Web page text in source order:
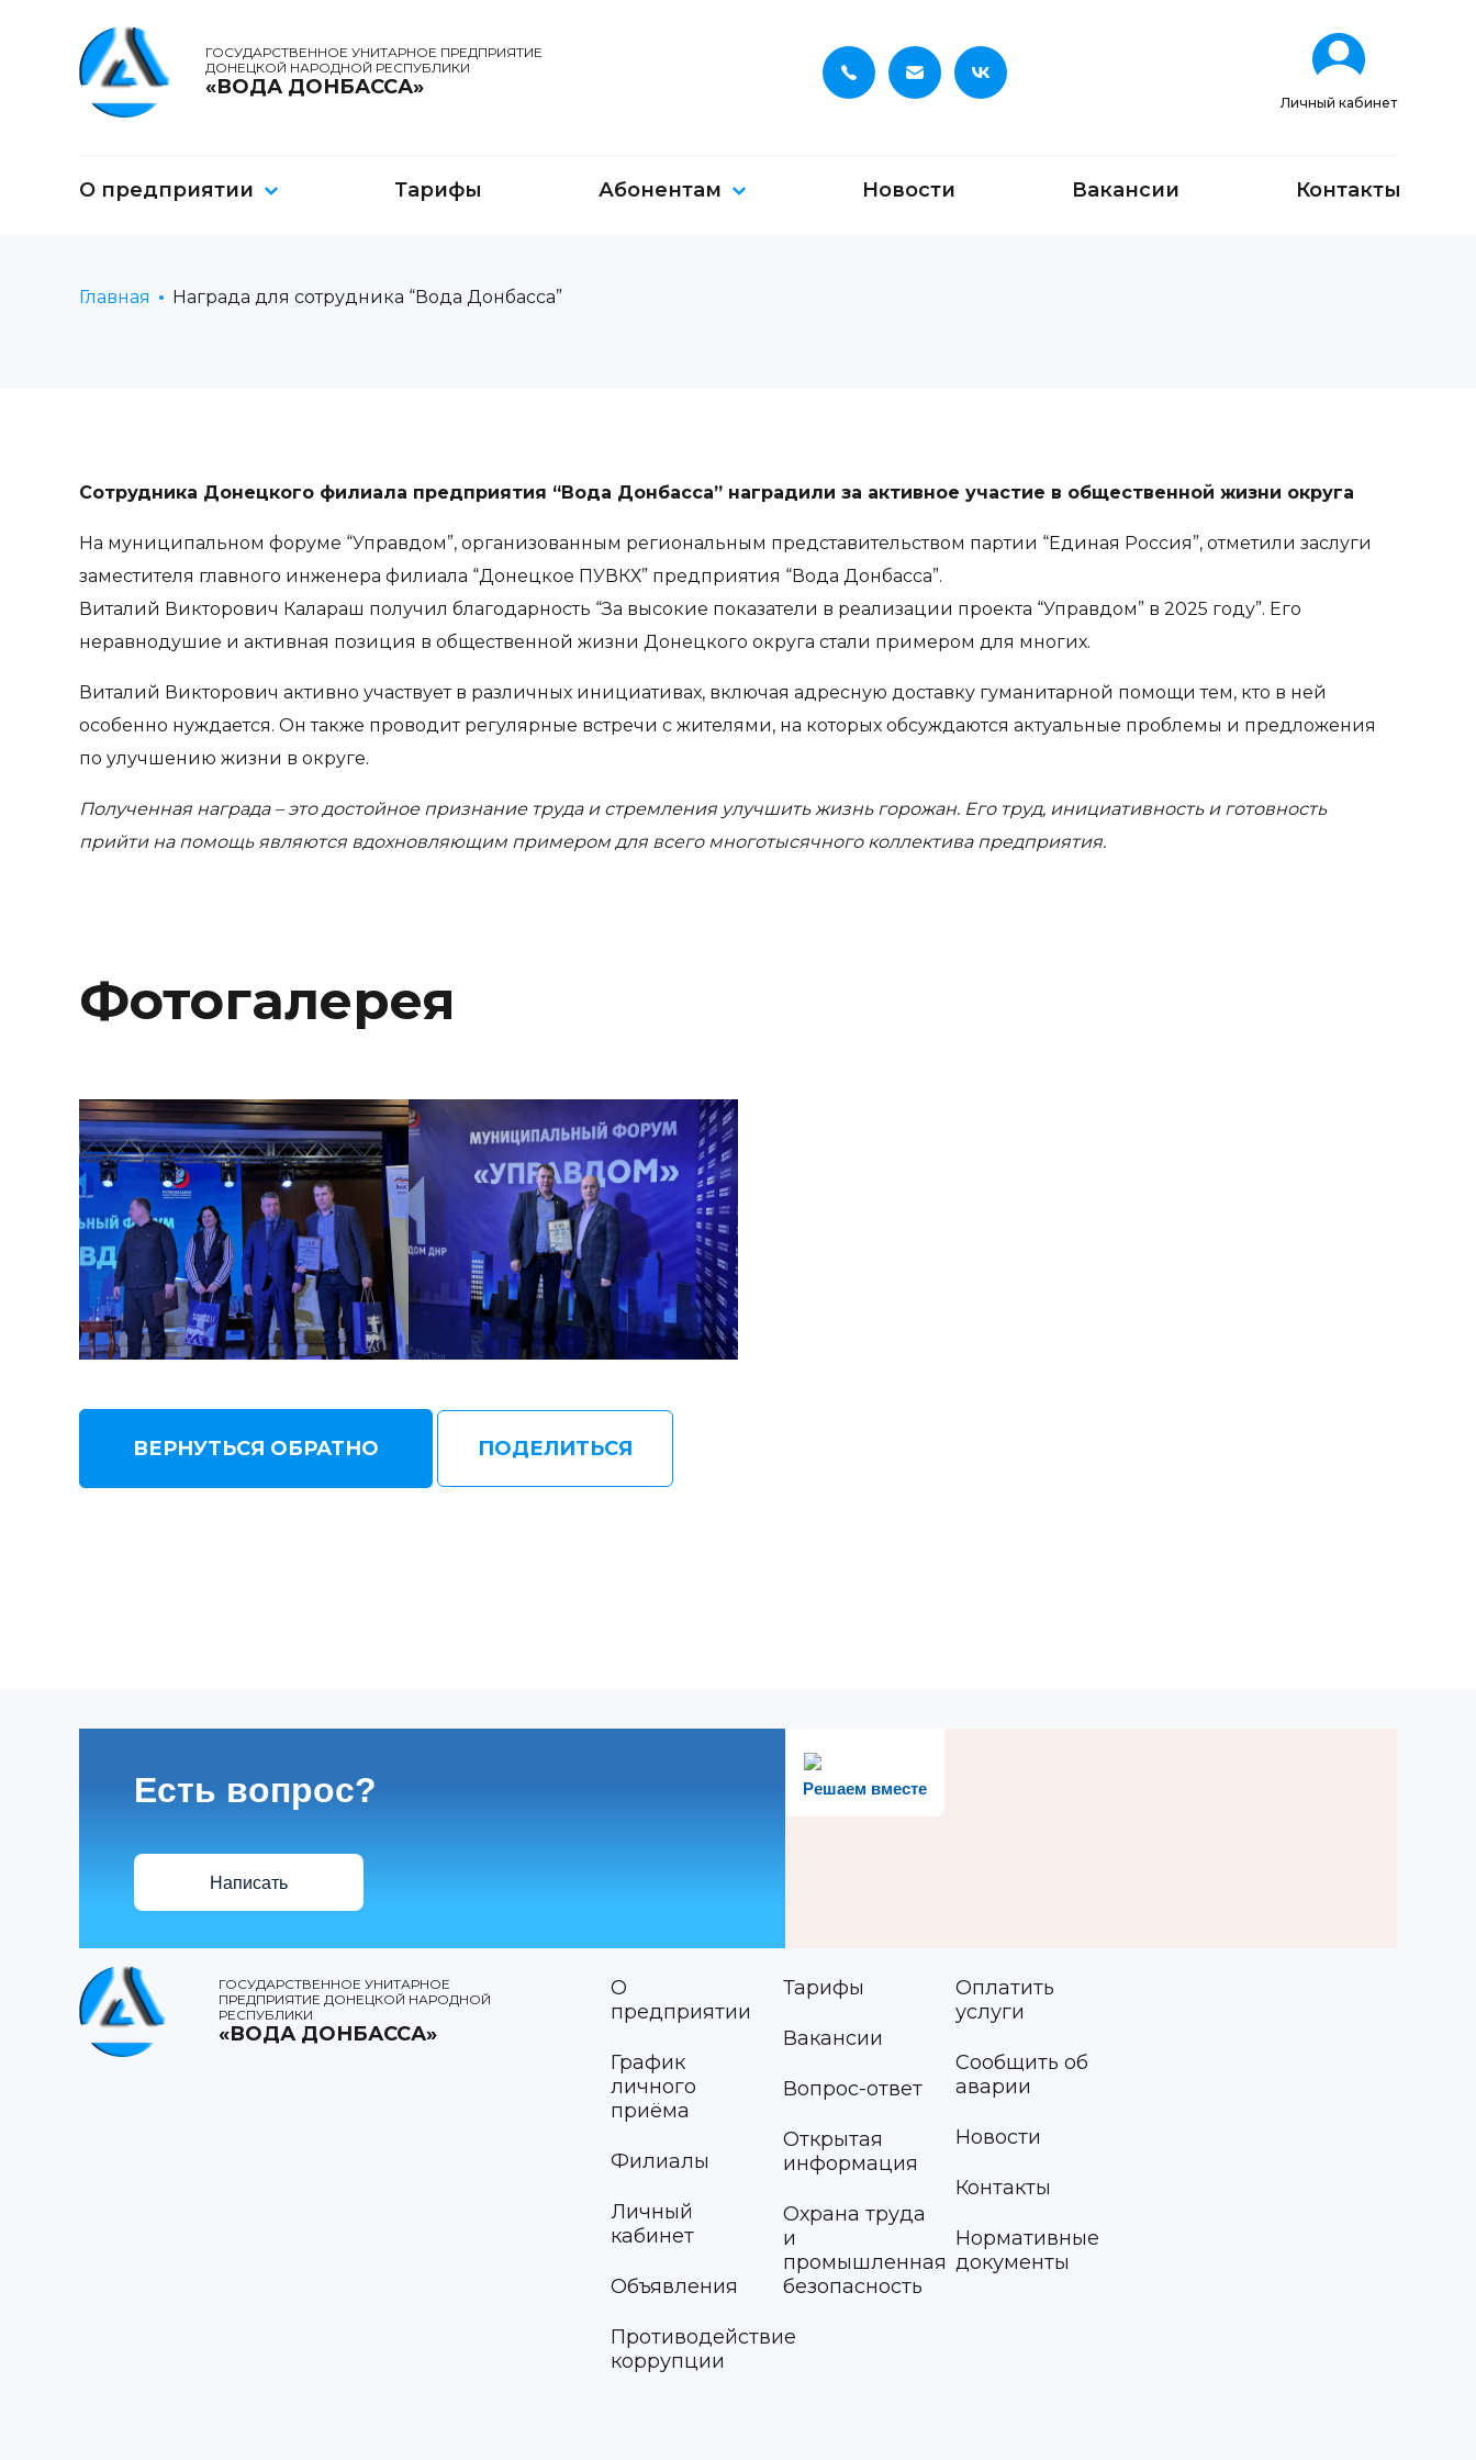
ГОСУДАРСТВЕННОЕ УНИТАРНОЕ ПРЕДПРИЯТИЕ
ДОНЕЦКОЙ НАРОДНОЙ РЕСПУБЛИКИ
«ВОДА ДОНБАССА»
Личный кабинет
О предприятии Тарифы Абонентам Новости Вакансии Контакты
Главная Награда для сотрудника “Вода Донбасса”
Сотрудника Донецкого филиала предприятия “Вода Донбасса” наградили за активное участие в общественной жизни округа
На муниципальном форуме “Управдом”, организованным региональным представительством партии “Единая Россия”, отметили заслуги
заместителя главного инженера филиала “Донецкое ПУВКХ” предприятия “Вода Донбасса”.
Виталий Викторович Калараш получил благодарность “За высокие показатели в реализации проекта “Управдом” в 2025 году”. Его
неравнодушие и активная позиция в общественной жизни Донецкого округа стали примером для многих.
Виталий Викторович активно участвует в различных инициативах, включая адресную доставку гуманитарной помощи тем, кто в ней
особенно нуждается. Он также проводит регулярные встречи с жителями, на которых обсуждаются актуальные проблемы и предложения
по улучшению жизни в округе.
Полученная награда – это достойное признание труда и стремления улучшить жизнь горожан. Его труд, инициативность и готовность
прийти на помощь являются вдохновляющим примером для всего многотысячного коллектива предприятия.
Фотогалерея
ВЕРНУТЬСЯ ОБРАТНО ПОДЕЛИТЬСЯ
Решаем вместе
Есть вопрос?
Написать
ГОСУДАРСТВЕННОЕ УНИТАРНОЕ
ПРЕДПРИЯТИЕ ДОНЕЦКОЙ НАРОДНОЙ
РЕСПУБЛИКИ
«ВОДА ДОНБАССА»
О
предприятии
График
личного
приёма
Филиалы
Личный
кабинет
Объявления
Противодействие
коррупции
Тарифы
Вакансии
Вопрос-ответ
Открытая
информация
Охрана труда
и
промышленная
безопасность
Оплатить
услуги
Сообщить об
аварии
Новости
Контакты
Нормативные
документы